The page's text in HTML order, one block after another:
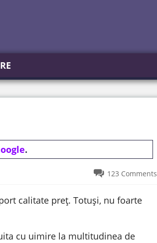
.
123 Comments
calitate preț. Totuși, nu foarte
cu uimire la multitudinea de